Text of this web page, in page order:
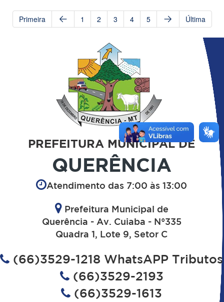
Primeira 1 2 3 4 5 Última
PREFEITURA MUNICIPAL DE
QUERÊNCIA
Atendimento das 7:00 às 13:00
Prefeitura Municipal de
Querência - Av. Cuiaba - N°335
Quadra 1, Lote 9, Setor C
(66)3529-1218 WhatsAPP Tributos
(66)3529-2193
(66)3529-1613